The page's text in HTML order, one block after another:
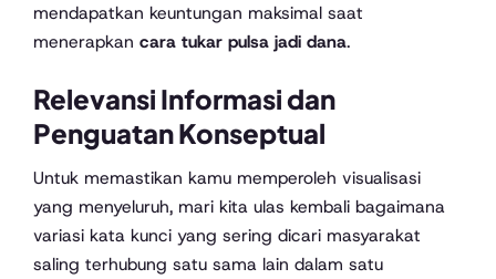
mendapatkan keuntungan maksimal saat
menerapkan cara tukar pulsa jadi dana.
Relevansi Informasi dan
Penguatan Konseptual
Untuk memastikan kamu memperoleh visualisasi
yang menyeluruh, mari kita ulas kembali bagaimana
variasi kata kunci yang sering dicari masyarakat
saling terhubung satu sama lain dalam satu